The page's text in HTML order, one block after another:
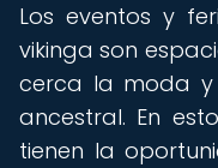
Los eventos y
vikinga son
cerca la moda y
ancestral. En
tienen la